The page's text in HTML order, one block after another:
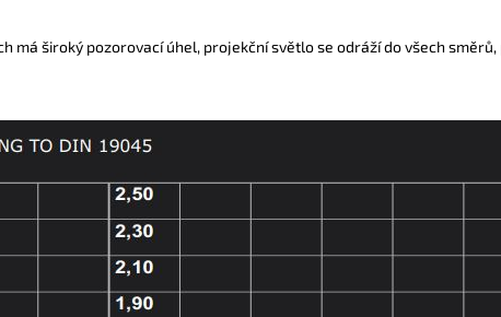
široký pozorovací úhel, projekční světlo se odráží do všech